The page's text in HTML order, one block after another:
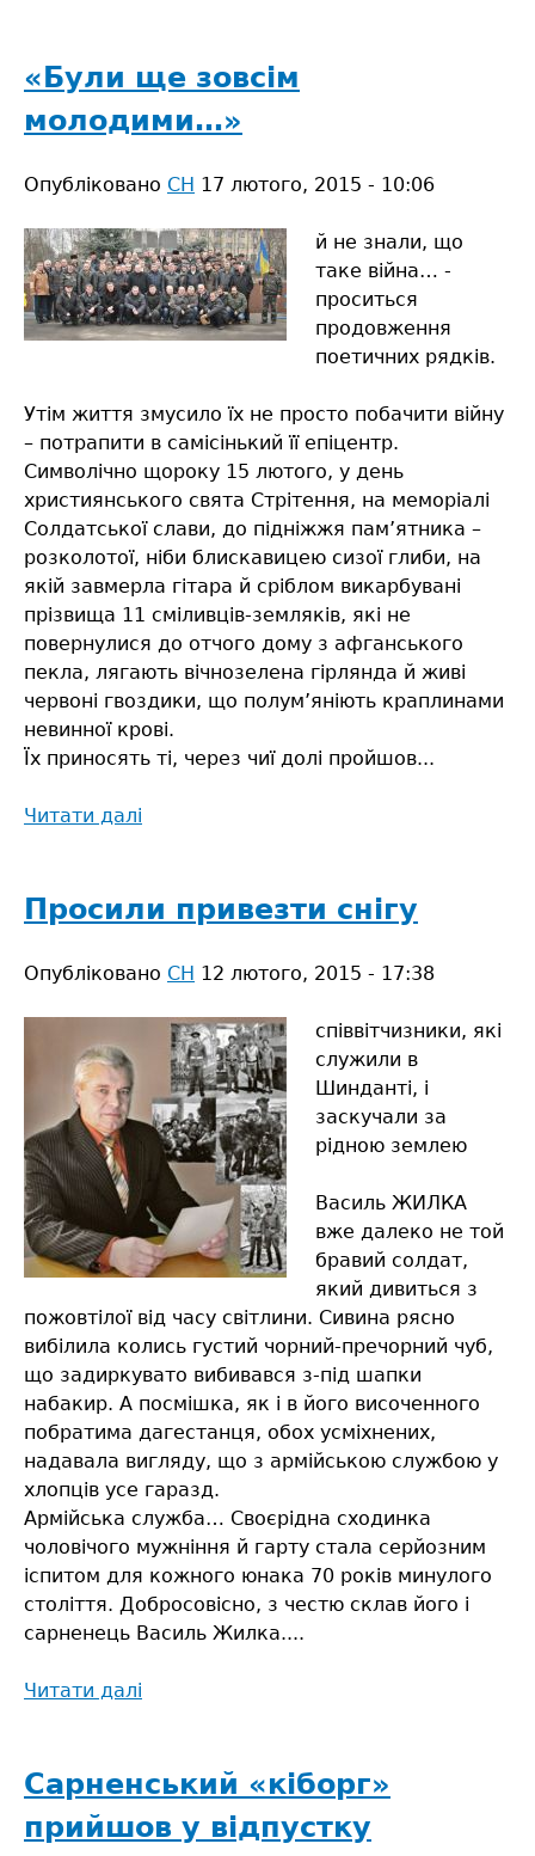
рух
«Були ще зовсім
молодими…»
Опубліковано СН 17 лютого, 2015 - 10:06
й не знали, що
таке війна… -
проситься
продовження
поетичних рядків.
Утім життя змусило їх не просто побачити війну
– потрапити в самісінький її епіцентр.
Символічно щороку 15 лютого, у день
християнського свята Стрітення, на меморіалі
Солдатської слави, до підніжжя пам’ятника –
розколотої, ніби блискавицею сизої глиби, на
якій завмерла гітара й сріблом викарбувані
прізвища 11 сміливців-земляків, які не
повернулися до отчого дому з афганського
пекла, лягають вічнозелена гірлянда й живі
червоні гвоздики, що полум’яніють краплинами
невинної крові.
Їх приносять ті, через чиї долі пройшов...
Читати далі
зовсім
молодими…»
Просили привезти снігу
Опубліковано СН 12 лютого, 2015 - 17:38
співвітчизники, які
служили в
Шинданті, і
заскучали за
рідною землею
Василь ЖИЛКА
вже далеко не той
бравий солдат,
який дивиться з
пожовтілої від часу світлини. Сивина рясно
вибілила колись густий чорний-пречорний чуб,
що задиркувато вибивався з-під шапки
набакир. А посмішка, як і в його височенного
побратима дагестанця, обох усміхнених,
надавала вигляду, що з армійською службою у
хлопців усе гаразд.
Армійська служба… Своєрідна сходинка
чоловічого мужніння й гарту стала серйозним
іспитом для кожного юнака 70 років минулого
століття. Добросовісно, з честю склав його і
сарненець Василь Жилка....
Читати далі
снігу
Сарненський «кіборг»
прийшов у відпустку